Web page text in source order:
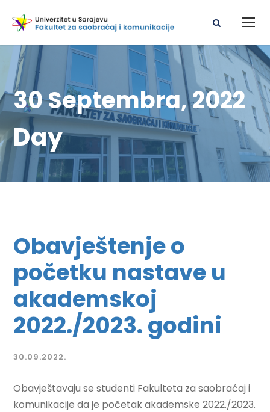
30 Septembra, 2022
Day
Obavještenje o
početku nastave u
akademskoj
2022./2023. godini
30.09.2022.
Obavještavaju se studenti Fakulteta za saobraćaj i
komunikacije da je početak akademske 2022./2023.